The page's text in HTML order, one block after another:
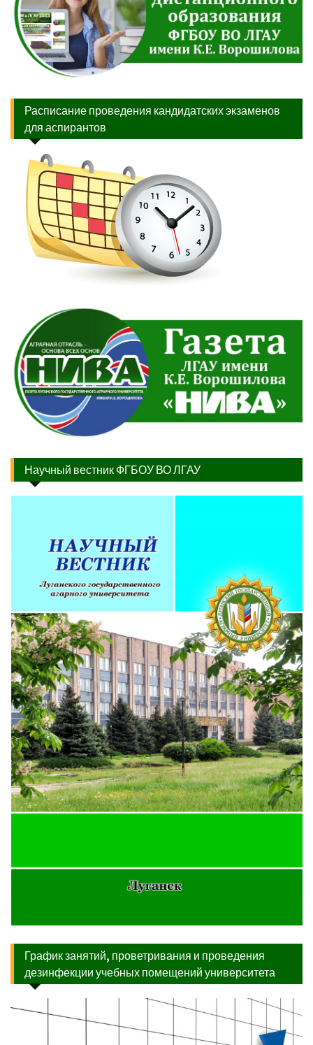
Расписание проведения кандидатских экзаменов
для аспирантов
Научный вестник ФГБОУ ВО ЛГАУ
График занятий, проветривания и проведения
дезинфекции учебных помещений университета